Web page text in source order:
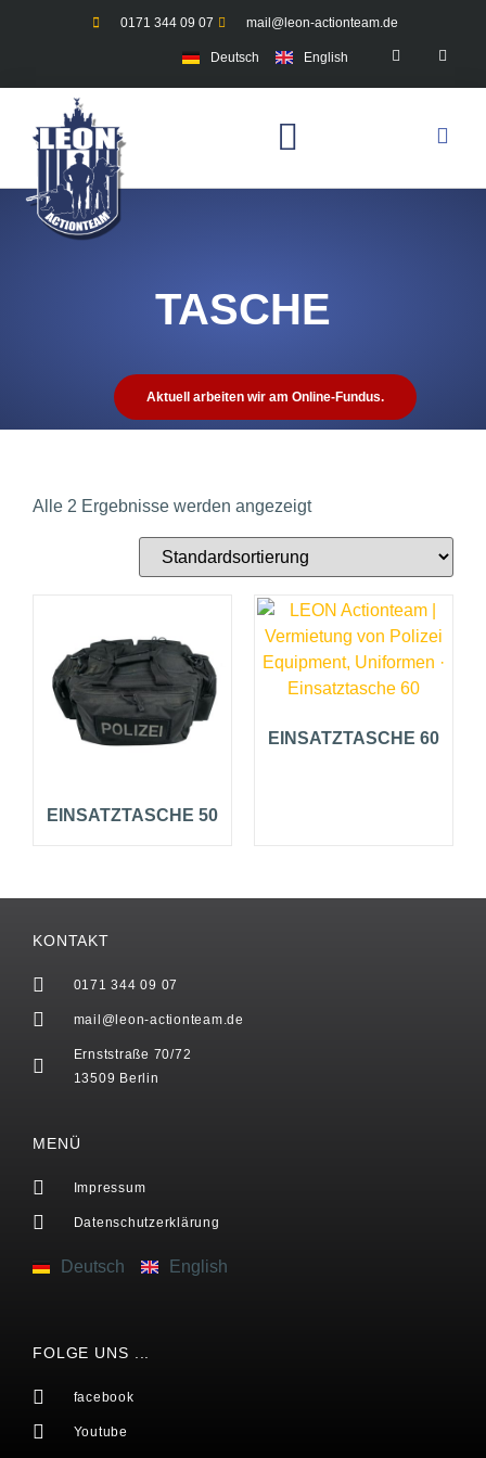
0171 344 09 07 mail@leon-actionteam.de
Deutsch English
TASCHE
Aktuell arbeiten wir am Online-Fundus.
Alle 2 Ergebnisse werden angezeigt
EINSATZTASCHE 50
EINSATZTASCHE 60
KONTAKT
0171 344 09 07
mail@leon-actionteam.de
Ernststraße 70/72
13509 Berlin
MENÜ
Impressum
Datenschutzerklärung
Deutsch English
FOLGE UNS ...
facebook
Youtube